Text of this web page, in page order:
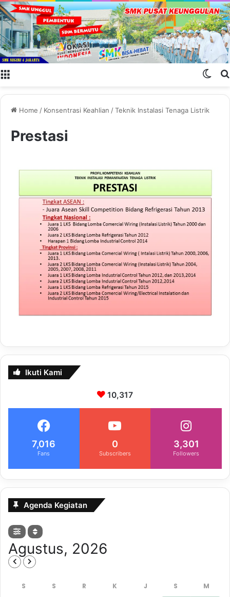
Home / Konsentrasi Keahlian /Teknik Instalasi Tenaga Listrik
Prestasi
Ikuti Kami
10,317
7,016
Fans
0
Subscribers
3,301
Followers
Agenda Kegiatan
Agustus, 2026